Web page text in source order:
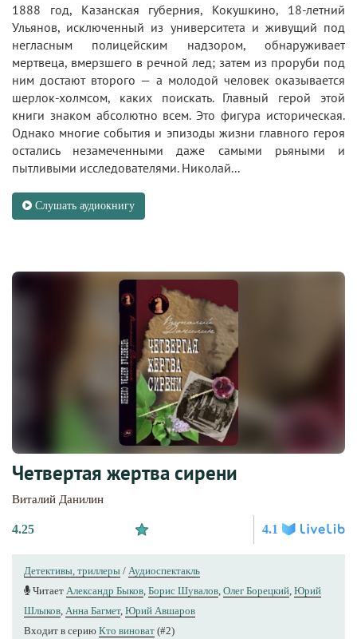
1888 год, Казанская губерния, Кокушкино, 18-летний
Ульянов, исключенный из университета и живущий под
негласным полицейским надзором, обнаруживает
мертвеца, вмерзшего в речной лед; затем из проруби под
ним достают второго — а молодой человек оказывается
шерлок-холмсом, каких поискать. Главный герой этой
книги знаком абсолютно всем. Это фигура историческая.
Однако многие события и эпизоды жизни главного героя
остались незамеченными даже самыми рьяными и
пытливыми исследователями. Николай...
Слушать аудиокнигу
Четвертая жертва сирени
Виталий Данилин
4.25 4.1
Детективы, триллеры / Аудиоспектакль
Читает Александр Быков Борис Шувалов Олег Борецкий Юрий
Шлыков Анна Багмет, Юрий Авшаров
Входит в серию Кто виноват (#2)